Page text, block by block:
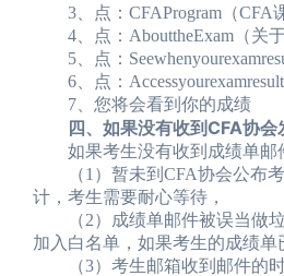
3、点：CFAProgram（CFA
4、点：AbouttheExam（关于
5、点：
6、点：
7、您将会看到你的成绩
四、如果没有收到CFA协会
如果考生没有收到成绩单邮
（1）暂未到CFA协会公布考
计，考生需要耐心等待，
（2）成绩单邮件被误当做垃
加入白名单，如果考生的成绩单
（3）考生邮箱收到邮件的时